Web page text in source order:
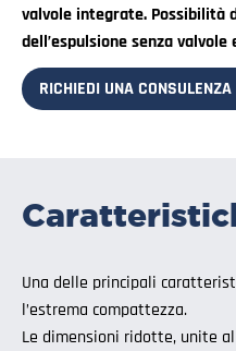
valvole integrate. Possibilità
dell’espulsione senza valvole
RICHIEDI UNA CONSULENZA
Una delle principali
l’estrema compattezza.
Le dimensioni ridotte, unite